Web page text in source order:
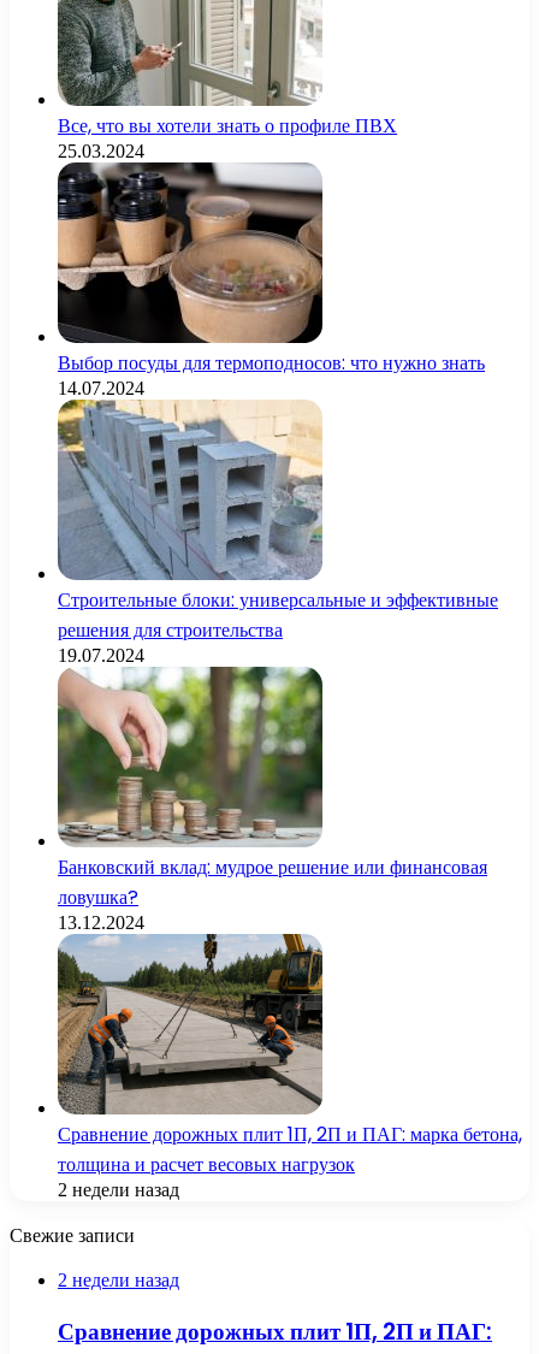
Все, что вы хотели знать о профиле ПВХ
25.03.2024
Выбор посуды для термоподносов: что нужно знать
14.07.2024
Строительные блоки: универсальные и эффективные
решения для строительства
19.07.2024
Банковский вклад: мудрое решение или финансовая
ловушка?
13.12.2024
Сравнение дорожных плит 1П, 2П и ПАГ: марка бетона,
толщина и расчет весовых нагрузок
2 недели назад
Свежие записи
2 недели назад
Сравнение дорожных плит 1П, 2П и ПАГ: